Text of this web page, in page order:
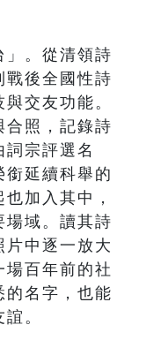
」。從清領詩
戰後全國性詩
交友功能。
合照，記錄詩
宗評選名
銜延續科舉的
加入其中，
場域。讀其詩
中逐一放大
百年前的社
的名字，也能
。